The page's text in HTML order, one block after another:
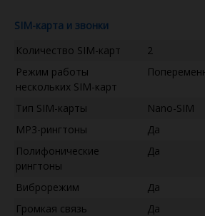
SIM-карта и звонки
Количество SIM-карт
2
Режим работы
нескольких SIM-карт
Тип SIM-карты Nano-SIM
MP3-рингтоны
Да
Полифонические
рингтоны
Да
Виброрежим Да
Громкая связь
Да